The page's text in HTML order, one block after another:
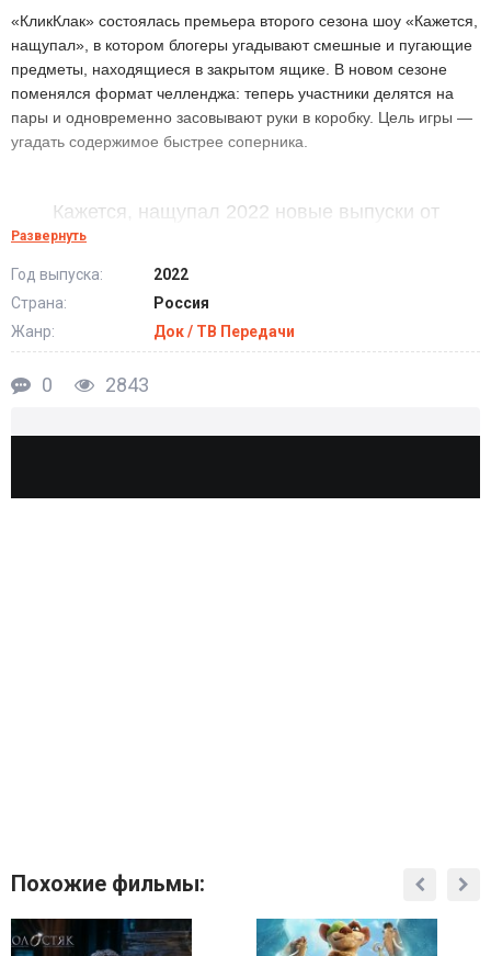
«КликКлак» состоялась премьера второго сезона шоу «Кажется,
нащупал», в котором блогеры угадывают смешные и пугающие
предметы, находящиеся в закрытом ящике. В новом сезоне
поменялся формат челленджа: теперь участники делятся на
пары и одновременно засовывают руки в коробку. Цель игры —
угадать содержимое быстрее соперника.
Кажется, нащупал 2022 новые выпуски от
Развернуть
Год выпуска:
2022
Страна:
Россия
Жанр:
Док / ТВ Передачи
0 2843
Похожие фильмы: